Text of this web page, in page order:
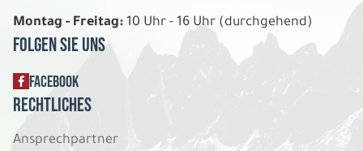
Montag - Freitag: 10 Uhr - 16 Uhr (durchgehend)
Folgen Sie uns
FACEBOOK
Rechtliches
Ansprechpartner